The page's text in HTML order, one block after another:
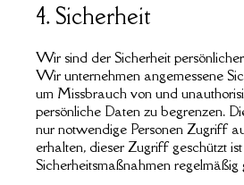
4. Sicherheit
Wir sind der Sicherheit
Wir unternehmen angemessene
um Missbrauch von und
persönliche Daten zu begrenzen.
nur notwendige Personen Zugriff
erhalten, dieser Zugriff geschützt
Sicherheitsmaßnahmen